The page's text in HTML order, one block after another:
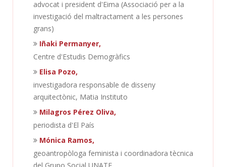
advocat i president d'Eima (Associació per a la
investigació del maltractament a les persones
grans)
Iñaki Permanyer,
Centre d'Estudis Demogràfics
Elisa Pozo,
investigadora responsable de disseny
arquitectònic, Matia Instituto
Milagros Pérez Oliva,
periodista d'El País
Mónica Ramos,
geoantropòloga feminista i coordinadora tècnica